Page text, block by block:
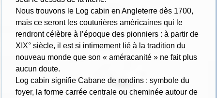
Nous trouvons le Log cabin en Angleterre dès 1700,
mais ce seront les couturières américaines qui le
rendront célèbre à l’époque des pionniers : à partir de
XIX° siècle, il est si intimement lié à la tradition du
nouveau monde que son « améracanité » ne fait plus
aucun doute.
Log cabin signifie Cabane de rondins : symbole du
foyer, la forme carrée centrale ou cheminée autour de